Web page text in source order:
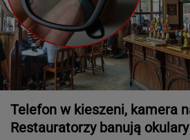
Telefon w kieszeni, kamera
Restauratorzy banują